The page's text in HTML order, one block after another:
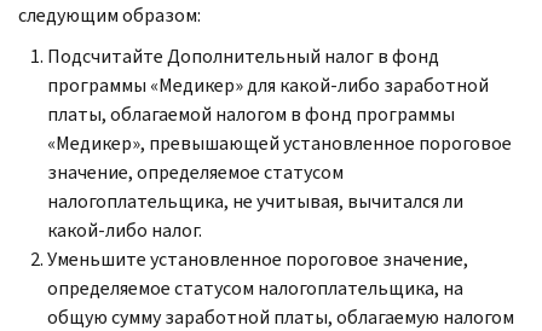
следующим образом:
Подсчитайте Дополнительный налог в фонд
программы «Медикер» для какой-либо заработной
платы, облагаемой налогом в фонд программы
«Медикер», превышающей установленное пороговое
значение, определяемое статусом
налогоплательщика, не учитывая, вычитался ли
какой-либо налог.
Уменьшите установленное пороговое значение,
определяемое статусом налогоплательщика, на
общую сумму заработной платы, облагаемую налогом